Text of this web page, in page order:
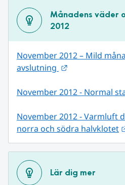
Månadens väder
2012
November 2012 – Mild
avslutning
November 2012 - Normal
November 2012 - Varmluft
norra och södra halvklotet
Lär dig mer